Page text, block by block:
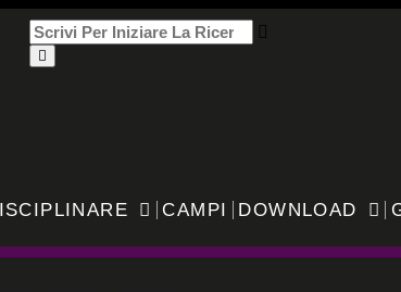
CAMPI DOWNLOAD